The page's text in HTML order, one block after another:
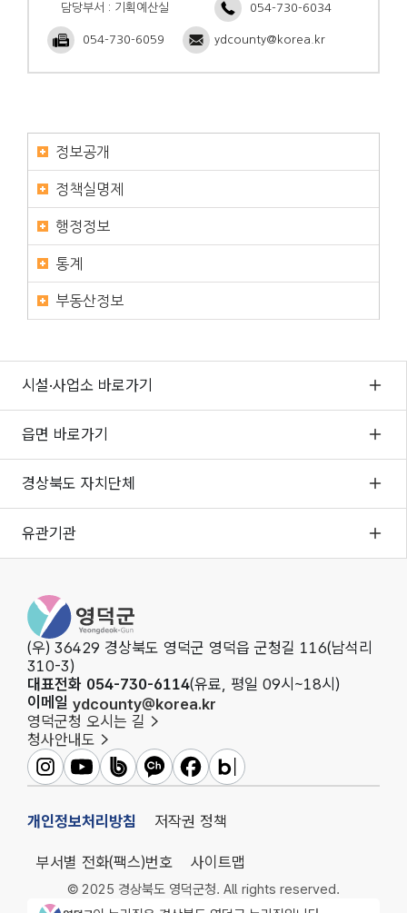
담당부서 : 기획예산실 054-730-6034
054-730-6059 ydcounty@korea.kr
정보공개
정책실명제
행정정보
통계
부동산정보
시설·사업소 바로가기
읍면 바로가기
경상북도 자치단체
유관기관
영덕군청
(우) 36429 경상북도 영덕군 영덕읍 군청길 116(남석리
310-3)
대표전화 054-730-6114(유료, 평일 09시~18시)
이메일 ydcounty@korea.kr
영덕군청 오시는 길
청사안내도
영덕군인스타그램
영덕군유튜브영덕군밴드영덕군카카오채널
영덕군페이스북
영덕군블로그
개인정보처리방침 저작권 정책
부서별 전화(팩스)번호 사이트맵
© 2025 경상북도 영덕군청. All rights reserved.